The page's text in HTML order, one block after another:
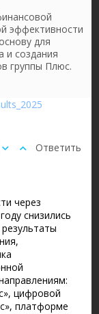
эффективности
для
и создания
группы Плюс.
Ответить
через
снизились
цифровой
платформе